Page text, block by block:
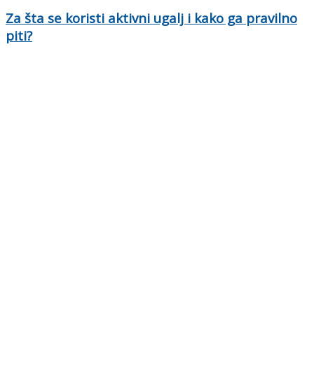
Za šta se koristi aktivni ugalj i kako ga pravilno
piti?